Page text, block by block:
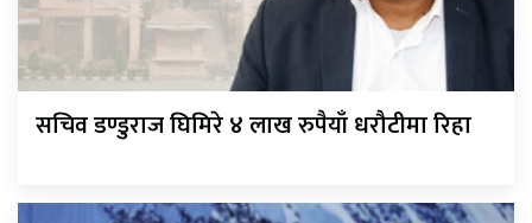
सचिव डण्डुराज घिमिरे ४ लाख रुपैयाँ धरौटीमा रिहा